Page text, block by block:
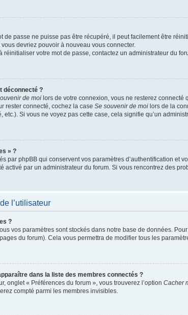
de passe ne puisse pas être récupéré, il peut facilement être
devriez pouvoir à nouveau vous connecter.
réinitialiser votre mot de passe, contactez un administrateur du
déconnecté ?
de moi lors de votre connexion, vous ne resterez connecté
rester connecté, cochez la case Se souvenir de moi lors de la
Si vous ne voyez pas cette case, cela signifie qu’un
» ?
par phpBB qui conservent vos paramètres d’authentification
activé par un administrateur du forum. Si vous rencontrez des
l’utilisateur
?
vos paramètres sont stockés dans notre base de données.
du forum). Cela vous permettra de modifier tous les
dans la liste des membres connectés ?
onglet « Préférences du forum », vous trouverez l’option Cacher
compté parmi les membres invisibles.